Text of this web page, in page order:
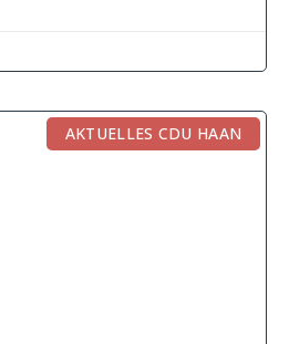
AKTUELLES CDU HAAN